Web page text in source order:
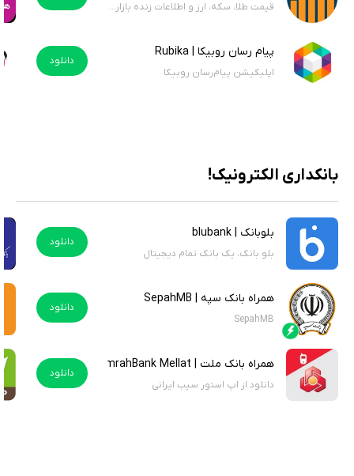
قیمت طلا، سکه، ارز و اطلاعات زنده بازارهای داخلی و جهانی
پیام رسان روبیکا | Rubika
اپلیکیشن پیام‌رسان روبیکا
دانلود
بانکداری الکترونیک!
بلوبانک | blubank
بلو بانک، یک بانک تمام دیجیتال
دانلود
همراه بانک سپه | SepahMB
SepahMB
دانلود
همراه بانک ملت | HamrahBank Mellat
دانلود از اپ استور سیب ایرانی
دانلود